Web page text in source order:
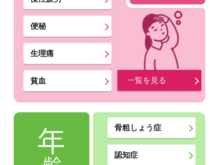
便秘
生理痛
貧血 一覧を見る
骨粗しょう症
認知症